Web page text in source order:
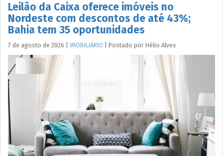
Leilão da Caixa oferece imóveis no
Nordeste com descontos de até 43%;
Bahia tem 35 oportunidades
7 de agosto de 2026 IMOBILIÁRIO Postado por Hélio Alves